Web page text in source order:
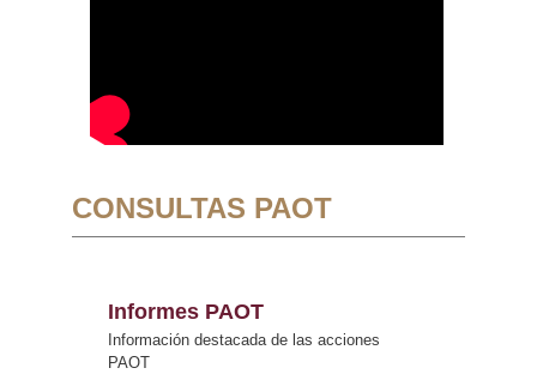
CONSULTAS PAOT
Informes PAOT
Información destacada de las acciones
PAOT